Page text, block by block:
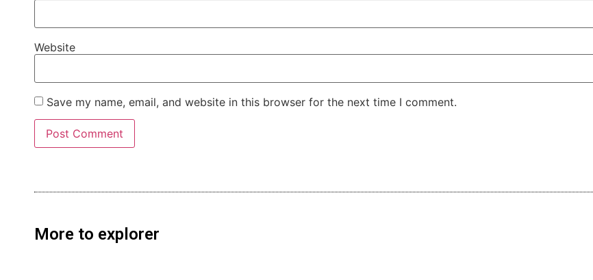
Website
Save my name, email, and website in this browser for the next time I comment.
More to explorer